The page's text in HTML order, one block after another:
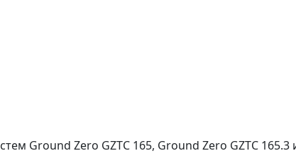
Ground Zero GZTC 165, Ground Zero GZTC